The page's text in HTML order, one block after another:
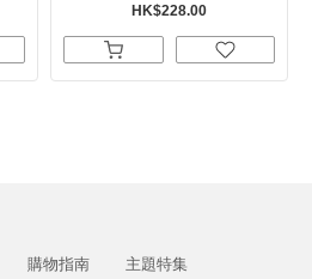
HK$228.00
購物指南
主題特集